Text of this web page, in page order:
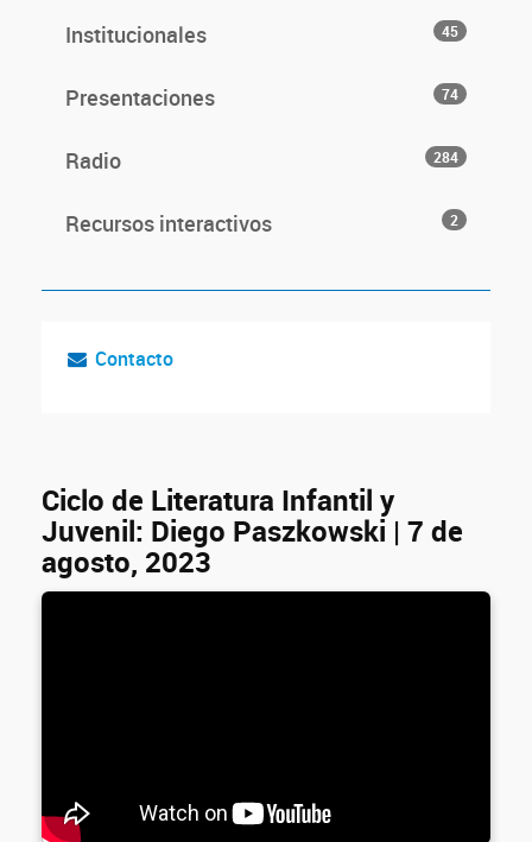
Institucionales 45
Presentaciones 74
Radio 284
Recursos interactivos 2
Contacto
Ciclo de Literatura Infantil y
Juvenil: Diego Paszkowski | 7 de
agosto, 2023